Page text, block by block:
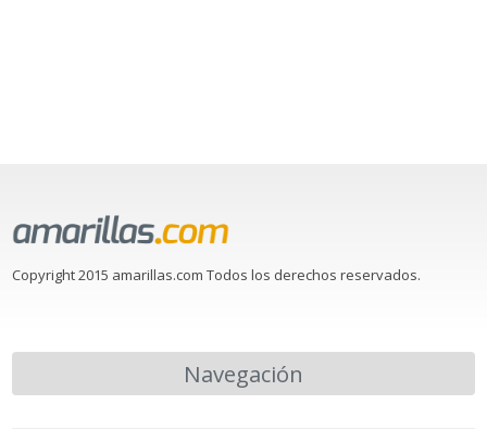
Copyright 2015 amarillas.com Todos los derechos reservados.
Navegación